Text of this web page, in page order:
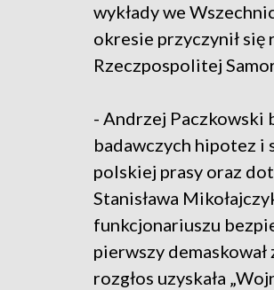
wykłady we
okresie przyczynił
Rzeczpospolitej
- Andrzej Paczkowski
badawczych hipotez i
polskiej prasy oraz
Stanisława
funkcjonariuszu
pierwszy
rozgłos uzyskała